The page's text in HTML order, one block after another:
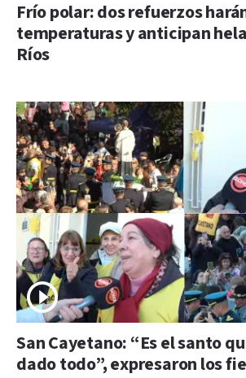
Frío polar: dos refuerzos
temperaturas y anticipan
Ríos
San Cayetano: “Es el santo
dado todo”, expresaron los